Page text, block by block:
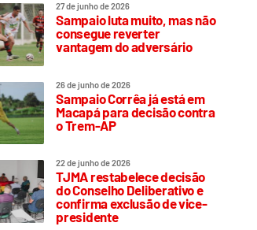
27 de junho de 2026
Sampaio luta muito, mas não
consegue reverter
vantagem do adversário
26 de junho de 2026
Sampaio Corrêa já está em
Macapá para decisão contra
o Trem-AP
22 de junho de 2026
TJMA restabelece decisão
do Conselho Deliberativo e
confirma exclusão de vice-
presidente